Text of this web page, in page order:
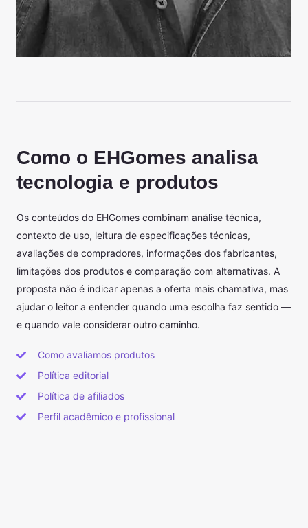
Como o EHGomes analisa
tecnologia e produtos
Os conteúdos do EHGomes combinam análise técnica,
contexto de uso, leitura de especificações técnicas,
avaliações de compradores, informações dos fabricantes,
limitações dos produtos e comparação com alternativas. A
proposta não é indicar apenas a oferta mais chamativa, mas
ajudar o leitor a entender quando uma escolha faz sentido —
e quando vale considerar outro caminho.
Como avaliamos produtos
Política editorial
Política de afiliados
Perfil acadêmico e profissional